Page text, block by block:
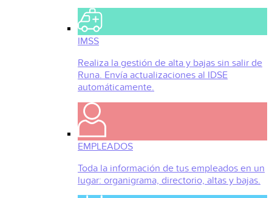
IMSS
Realiza la gestión de alta y bajas sin salir de
Runa. Envía actualizaciones al IDSE
automáticamente.
EMPLEADOS
Toda la información de tus empleados en un
lugar: organigrama, directorio, altas y bajas.